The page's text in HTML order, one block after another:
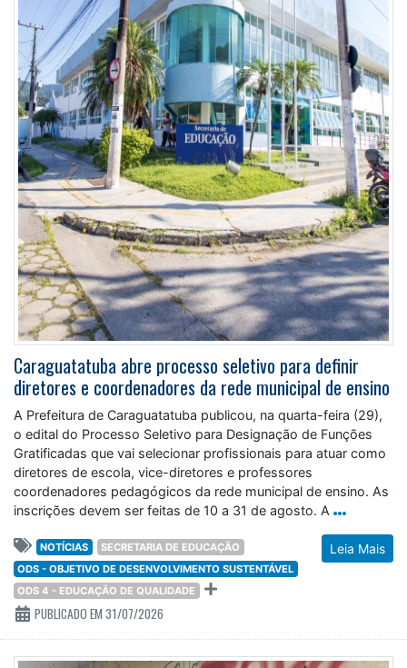
Caraguatatuba abre processo seletivo para definir
diretores e coordenadores da rede municipal de ensino
A Prefeitura de Caraguatatuba publicou, na quarta-feira (29),
o edital do Processo Seletivo para Designação de Funções
Gratificadas que vai selecionar profissionais para atuar como
diretores de escola, vice-diretores e professores
coordenadores pedagógicos da rede municipal de ensino. As
inscrições devem ser feitas de 10 a 31 de agosto. A
Leia Mais
NOTÍCIAS
SECRETARIA DE EDUCAÇÃO
ODS - OBJETIVO DE DESENVOLVIMENTO SUSTENTÁVEL
ODS 4 - EDUCAÇÃO DE QUALIDADE
PUBLICADO EM 31/07/2026